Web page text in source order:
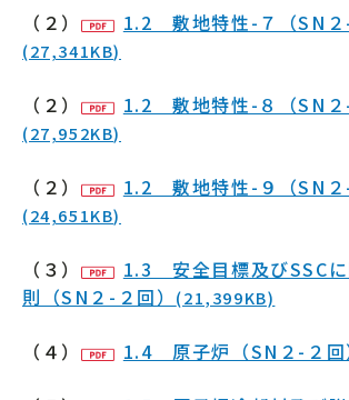
（２） 1.2 敷地特性-７（SN２-
(27,341KB)
（２） 1.2 敷地特性-８（SN２-
(27,952KB)
（２） 1.2 敷地特性-９（SN２-
(24,651KB)
（３）
1.3 安全目標及びSSCに
則（SN２-２回） (21,399KB)
（４） 1.4 原子炉（SN２-２回